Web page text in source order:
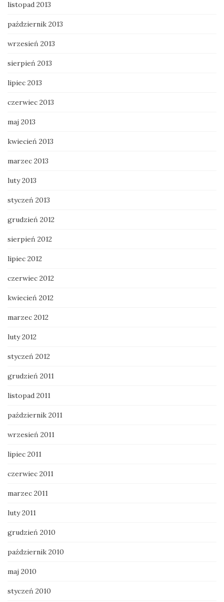
listopad 2013
październik 2013
wrzesień 2013
sierpień 2013
lipiec 2013
czerwiec 2013
maj 2013
kwiecień 2013
marzec 2013
luty 2013
styczeń 2013
grudzień 2012
sierpień 2012
lipiec 2012
czerwiec 2012
kwiecień 2012
marzec 2012
luty 2012
styczeń 2012
grudzień 2011
listopad 2011
październik 2011
wrzesień 2011
lipiec 2011
czerwiec 2011
marzec 2011
luty 2011
grudzień 2010
październik 2010
maj 2010
styczeń 2010